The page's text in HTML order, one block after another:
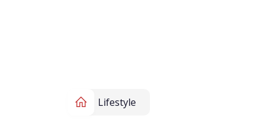
Lifestyle